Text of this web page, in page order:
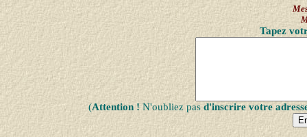
Tapez
(Attention !N'oubliez pas d'inscrire votre